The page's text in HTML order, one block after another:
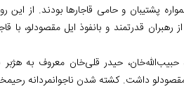
ایالت استرآباد، مقصودلوها بسیار فعال بودند1. آن‏ها همواره پشتیبان و حامی
صادر شده است.2 عبدالصمدخان، یکی از رهبران قدرتمند و بانفوذ ایل
حیدر قلی‌خان معروف به هژبر
داشت. کشته شدن ناجوانمردانه